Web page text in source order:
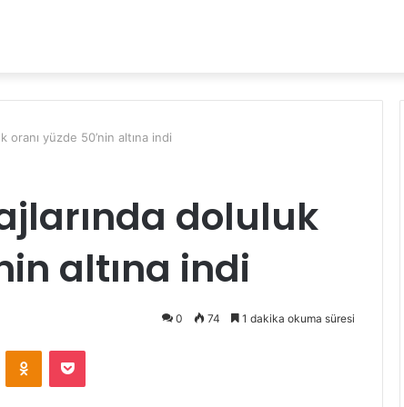
oranı yüzde 50’nin altına indi
doluluk
altına indi
0 74 1 dakika okuma süresi
Odnoklassniki
Pocket